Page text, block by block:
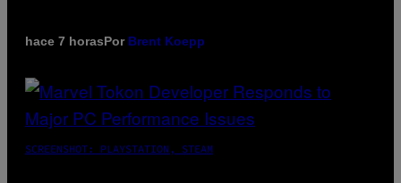
hace 7 horasPor Brent Koepp
SCREENSHOT: PLAYSTATION, STEAM